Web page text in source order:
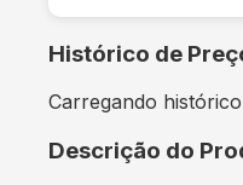
Histórico de
Carregando
Descrição do